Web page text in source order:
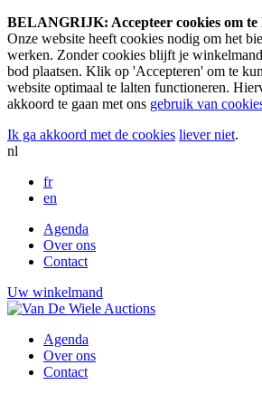
BELANGRIJK: Accepteer cookies om te
Onze website heeft cookies nodig om het
werken. Zonder cookies blijft je
bod plaatsen. Klik op 'Accepteren' om te
website optimaal te lalten functioneren.
akkoord te gaan met ons gebruik van
Ik ga akkoord met de cookies liever niet.
nl
fr
en
Agenda
Over ons
Contact
Uw winkelmand
Agenda
Over ons
Contact